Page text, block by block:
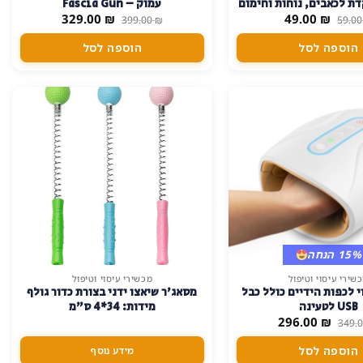
לכאבים, נוחות וחימום
מקום ובכל זמן
המחיר
המקורי
היה:
59.00 ₪.
49.00 ₪ המחיר
הנוכחי
הוספה לסל
עמוק – Fascia Gun
399.00₪ המחיר
המקורי
היה:
399.00 ₪.
329.00 ₪ המחיר
הנוכחי
הוספה לסל
15% הנחה
עיסוי וטיפול
לכפות הידיים כולל כבל
USB לטעינה
המחיר
המקורי
היה:
349.00 ₪.
296.00 ₪ המחיר
הנוכחי
הוספה לסל
מכשירי עיסוי וטיפול
מסאג'ר שיאצו ידני בצורת כדור גולף
מידות: 34*4 ס"מ
מידע נוסף